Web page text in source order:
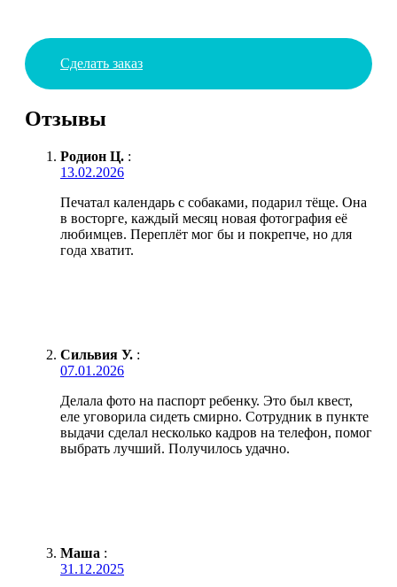
Сделать заказ
Отзывы
Родион Ц. :
13.02.2026
Печатал календарь с собаками, подарил тёще. Она
в восторге, каждый месяц новая фотография её
любимцев. Переплёт мог бы и покрепче, но для
года хватит.
Сильвия У. :
07.01.2026
Делала фото на паспорт ребенку. Это был квест,
еле уговорила сидеть смирно. Сотрудник в пункте
выдачи сделал несколько кадров на телефон, помог
выбрать лучший. Получилось удачно.
Маша :
31.12.2025